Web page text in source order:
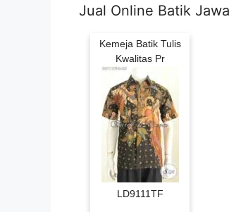
Jual Online Batik
Kemeja Batik Tulis
Kwalitas Pr
LD9111TF